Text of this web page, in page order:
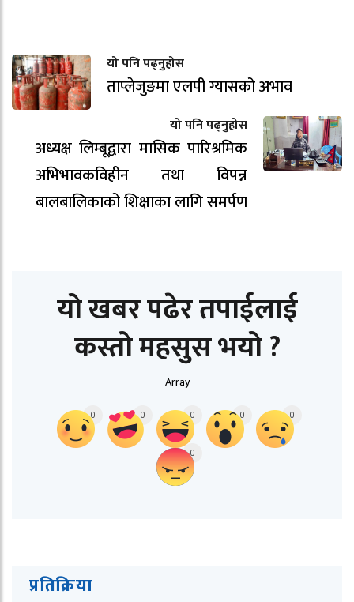
यो पनि पढ्नुहोस
ताप्लेजुङमा एलपी ग्यासको अभाव
यो पनि पढ्नुहोस
अध्यक्ष लिम्बूद्वारा मासिक पारिश्रमिक
अभिभावकविहीन तथा विपन्न
बालबालिकाको शिक्षाका लागि समर्पण
यो खबर पढेर तपाईलाई
कस्तो महसुस भयो ?
Array
0 0 0 0 0
0
प्रतिक्रिया